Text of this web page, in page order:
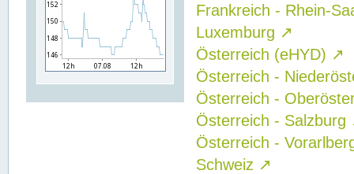
Frankreich - Rhein-
Luxemburg ↗
Österreich (eHYD) ↗
Österreich -
Österreich -
Österreich - Salzburg
Österreich -
Schweiz ↗